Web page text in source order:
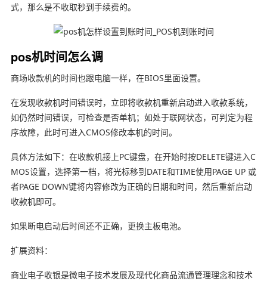
式，那么是不收取秒到手续费的。
pos机时间怎么调
商场收款机的时间也跟电脑一样，在BIOS里面设置。
在发现收款机时间错误时，立即将收款机重新启动进入收款系统，
如仍然时间错误，可检查是否单机；如处于联网状态，可判定为程
序故障，此时可进入CMOS修改本机的时间。
具体方法如下：在收款机接上PC键盘，在开始时按DELETE键进入C
MOS设置，选择第一档，将光标移到DATE和TIME使用PAGE UP 或
者PAGE DOWN键将内容修改为正确的日期和时间，然后重新启动
收款机即可。
如果断电启动后时间还不正确，更换主板电池。
扩展资料：
商业电子收银是微电子技术发展及现代化商品流通管理理念和技术